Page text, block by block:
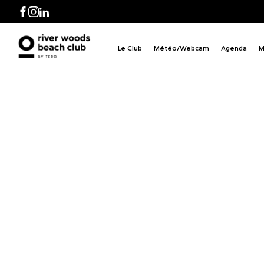
Facebook
Instagram
LinkedIn
Le Club Météo/Webcam Agenda